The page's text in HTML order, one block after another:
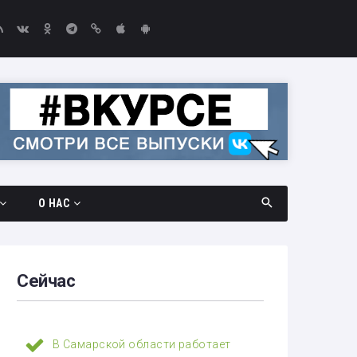
О НАС
Выборы-2026
Сейчас
В Самарской области работает